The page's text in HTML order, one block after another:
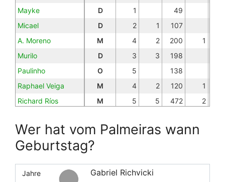
Mayke
D 1
49
Micael
D 2 1
107
A. Moreno
M 4 2 200
1
Murilo
D 3 3
198
Paulinho
O 5
138
Raphael Veiga
M 4 2 120
1
Richard Ríos
M 5 5 472
2
Vanderlan
D 2 1
104
Vitor Roque
Wer hat vom Palmeiras wann
Geburtstag?
Jahre Gabriel Richvicki